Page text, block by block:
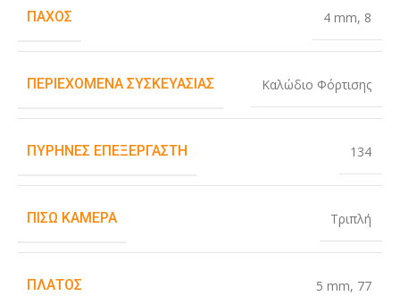
ΠΆΧΟΣ 4 mm, 8
ΠΕΡΙΕΧΌΜΕΝΑ ΣΥΣΚΕΥΑΣΊΑΣ Καλώδιο Φόρτισης
ΠΥΡΉΝΕΣ ΕΠΕΞΕΡΓΑΣΤΉ 134
ΠΊΣΩ ΚΆΜΕΡΑ Τριπλή
ΠΛΆΤΟΣ 5 mm, 77